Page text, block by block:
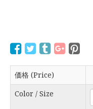
価格 (Price)
Color / Size